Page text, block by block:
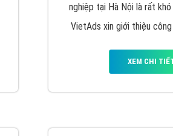
nghiệp tại Hà Nội là rất khó
VietAds xin giới thiệu
XEM CHI